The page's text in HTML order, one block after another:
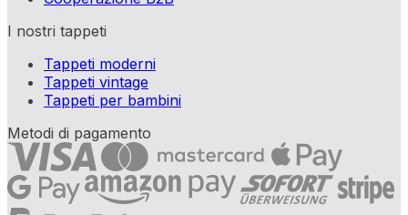
I nostri tappeti
Tappeti moderni
Tappeti vintage
Tappeti per bambini
Metodi di pagamento